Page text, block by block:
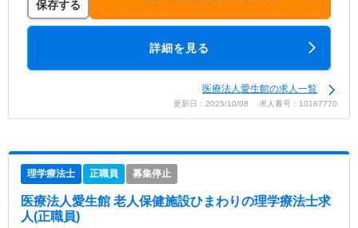
保存する
詳細を見る
医療法人愛生館の求人一覧
更新日：2025/10/08 求人番号：10167770
理学療法士 正職員 募集停止
医療法人愛生館 老人保健施設ひまわりの理学療法士求
人(正職員)